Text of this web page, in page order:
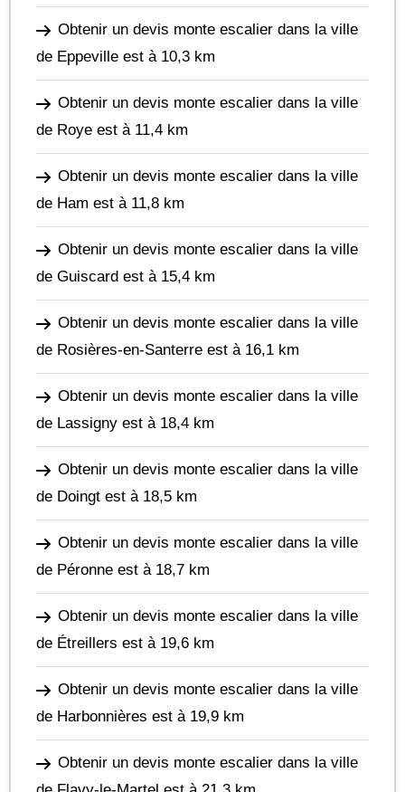
Obtenir un devis monte escalier dans la ville
de Eppeville est à 10,3 km
Obtenir un devis monte escalier dans la ville
de Roye est à 11,4 km
Obtenir un devis monte escalier dans la ville
de Ham est à 11,8 km
Obtenir un devis monte escalier dans la ville
de Guiscard est à 15,4 km
Obtenir un devis monte escalier dans la ville
de Rosières-en-Santerre est à 16,1 km
Obtenir un devis monte escalier dans la ville
de Lassigny est à 18,4 km
Obtenir un devis monte escalier dans la ville
de Doingt est à 18,5 km
Obtenir un devis monte escalier dans la ville
de Péronne est à 18,7 km
Obtenir un devis monte escalier dans la ville
de Étreillers est à 19,6 km
Obtenir un devis monte escalier dans la ville
de Harbonnières est à 19,9 km
Obtenir un devis monte escalier dans la ville